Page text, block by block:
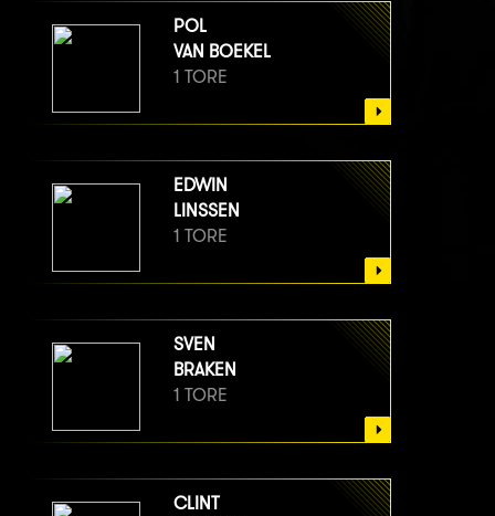
POL
VAN BOEKEL
1 TORE
EDWIN
LINSSEN
1 TORE
SVEN
BRAKEN
1 TORE
CLINT